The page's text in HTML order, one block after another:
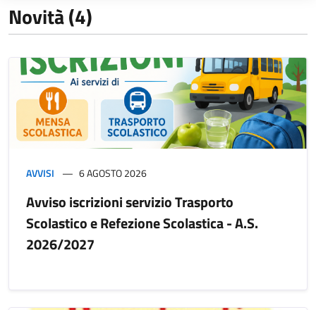
Novità (4)
AVVISI 6 AGOSTO 2026
Avviso iscrizioni servizio Trasporto
Scolastico e Refezione Scolastica - A.S.
2026/2027